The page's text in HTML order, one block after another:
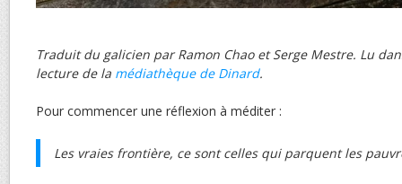
Traduit du galicien par Ramon Chao et Serge Mestre. Lu
lecture de la médiathèque de Dinard.
Pour commencer une réflexion à méditer :
Les vraies frontière, ce sont celles qui parquent les